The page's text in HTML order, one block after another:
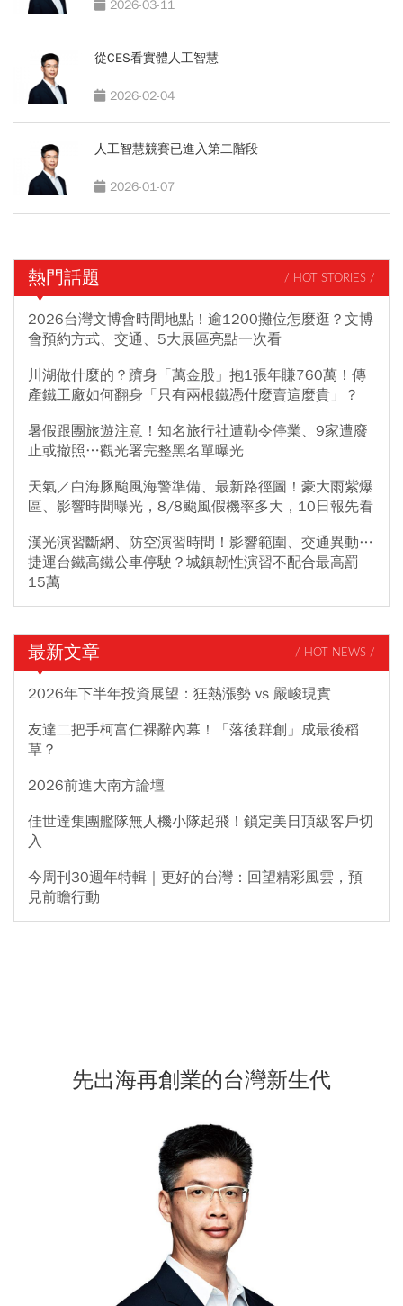
2026-03-11
從CES看實體人工智慧
2026-02-04
人工智慧競賽已進入第二階段
2026-01-07
熱門話題 / HOT STORIES /
2026台灣文博會時間地點！逾1200攤位怎麼逛？文博
會預約方式、交通、5大展區亮點一次看
川湖做什麼的？躋身「萬金股」抱1張年賺760萬！傳
產鐵工廠如何翻身「只有兩根鐵憑什麼賣這麼貴」？
暑假跟團旅遊注意！知名旅行社遭勒令停業、9家遭廢
止或撤照…觀光署完整黑名單曝光
天氣／白海豚颱風海警準備、最新路徑圖！豪大雨紫爆
區、影響時間曝光，8/8颱風假機率多大，10日報先看
漢光演習斷網、防空演習時間！影響範圍、交通異動…
捷運台鐵高鐵公車停駛？城鎮韌性演習不配合最高罰
15萬
最新文章 / HOT NEWS /
2026年下半年投資展望：狂熱漲勢 vs 嚴峻現實
友達二把手柯富仁裸辭內幕！「落後群創」成最後稻
草？
2026前進大南方論壇
佳世達集團艦隊無人機小隊起飛！鎖定美日頂級客戶切
入
今周刊30週年特輯｜更好的台灣：回望精彩風雲，預
見前瞻行動
先出海再創業的台灣新生代